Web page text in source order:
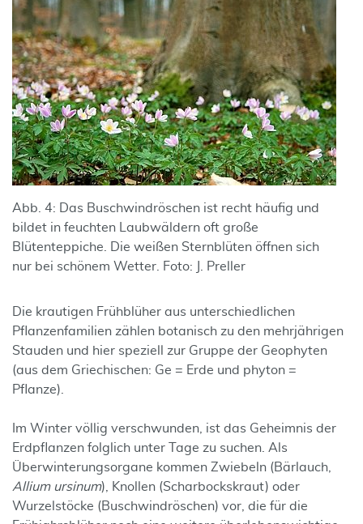
Abb. 4: Das Buschwindröschen ist recht häufig und
bildet in feuchten Laubwäldern oft große
Blütenteppiche. Die weißen Sternblüten öffnen sich
nur bei schönem Wetter. Foto: J. Preller
Die krautigen Frühblüher aus unterschiedlichen
Pflanzenfamilien zählen botanisch zu den mehrjährigen
Stauden und hier speziell zur Gruppe der Geophyten
(aus dem Griechischen: Ge = Erde und phyton =
Pflanze).
Im Winter völlig verschwunden, ist das Geheimnis der
Erdpflanzen folglich unter Tage zu suchen. Als
Überwinterungsorgane kommen Zwiebeln (Bärlauch,
Allium ursinum), Knollen (Scharbockskraut) oder
Wurzelstöcke (Buschwindröschen) vor, die für die